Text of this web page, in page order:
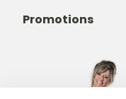
Promotions